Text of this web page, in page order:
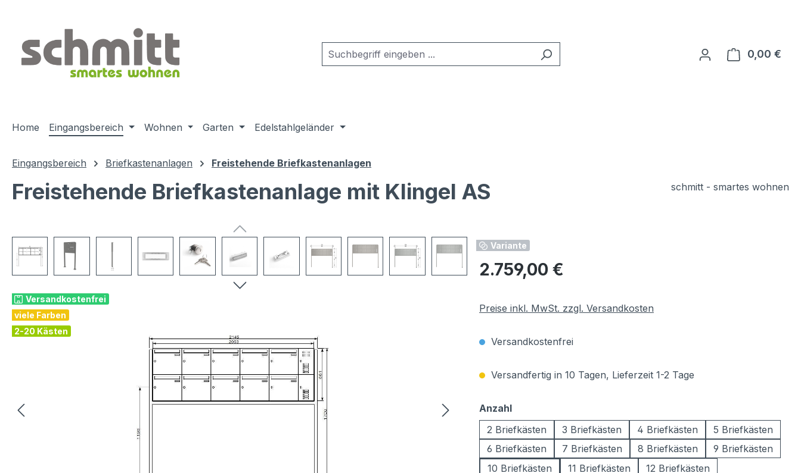
0,00 €
Home Eingangsbereich Wohnen Garten Edelstahlgeländer
Eingangsbereich Briefkastenanlagen Freistehende Briefkastenanlagen
Freistehende Briefkastenanlage mit Klingel AS schmitt - smartes wohnen
Versandkostenfrei
viele Farben
2-20 Kästen
Variante
Regulärer Preis:
2.759,00 €
Preise inkl. MwSt. zzgl. Versandkosten
Versandkostenfrei
Versandfertig in 10 Tagen, Lieferzeit 1-2 Tage
Anzahlauswählen
2 Briefkästen
3 Briefkästen 4 Briefkästen
5 Briefkästen
6 Briefkästen
7 Briefkästen 8 Briefkästen
9 Briefkästen
10 Briefkästen
11 Briefkästen
12 Briefkästen